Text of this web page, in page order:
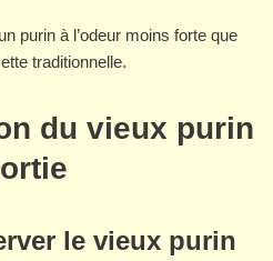
purin à l’odeur moins forte que
traditionnelle.
du vieux purin
le vieux purin